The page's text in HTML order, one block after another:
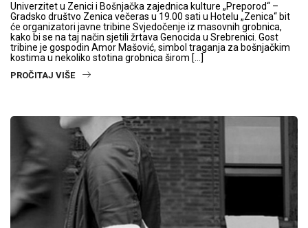
Univerzitet u Zenici i Bošnjačka zajednica kulture „Preporod“ –
Gradsko društvo Zenica večeras u 19.00 sati u Hotelu „Zenica“ bit
će organizatori javne tribine Svjedočenje iz masovnih grobnica,
kako bi se na taj način sjetili žrtava Genocida u Srebrenici. Gost
tribine je gospodin Amor Mašović, simbol traganja za bošnjačkim
kostima u nekoliko stotina grobnica širom […]
PROČITAJ VIŠE